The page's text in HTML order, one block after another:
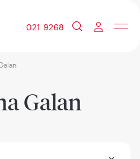
021 9268
Galan